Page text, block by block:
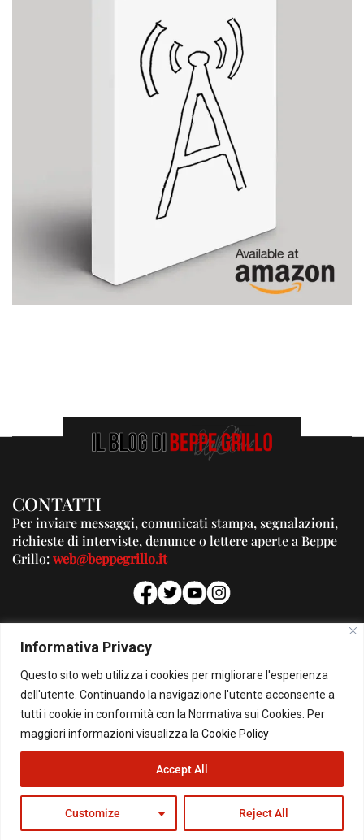
Informativa Privacy
Questo sito web utilizza i cookies per migliorare l'esperienza
dell'utente. Continuando la navigazione l'utente acconsente a
tutti i cookie in conformità con la Normativa sui Cookies. Per
maggiori informazioni visualizza la Cookie Policy
Customize Reject All
Accept All
CONTATTI
Per inviare messaggi, comunicati stampa, segnalazioni,
richieste di interviste, denunce o lettere aperte a Beppe
Grillo:web@beppegrillo.it
PUBBLICITA'
Per la tua pubblicità su questo Blog:
pubblicita@beppegrillo.it
© Copyright 2026 - Il Blog di Beppe Grillo. All Rights Reserved - Powered by
happygrafic.com